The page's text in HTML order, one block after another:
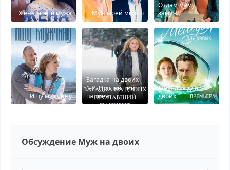
Жена моего мужа Муж моей мечты
Отдам маму
замуж
Ищу мужчину
Загадка на двоих
1-2. Пропавший
пациент
Мелодия для
двоих
Обсуждение Муж на двоих